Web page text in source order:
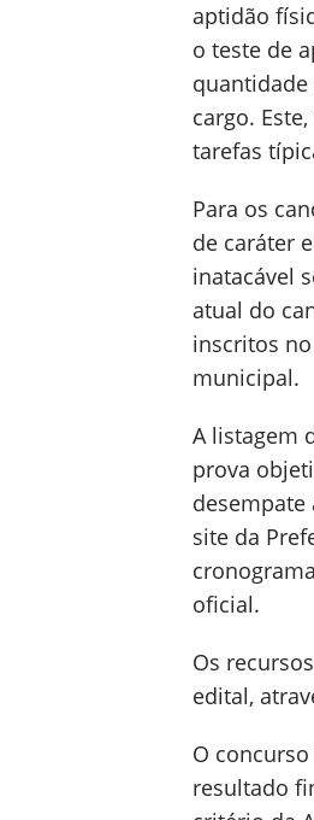
aptidão
o teste de
quantidade
cargo.
tarefas
Para os
de caráter
inatacável
atual do
inscritos
municipal.
A listagem
prova
desempate
site da
oficial.
Os
edital,
O
resultado